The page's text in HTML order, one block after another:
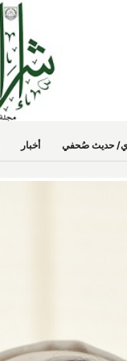
حديث صُحفي أخبار